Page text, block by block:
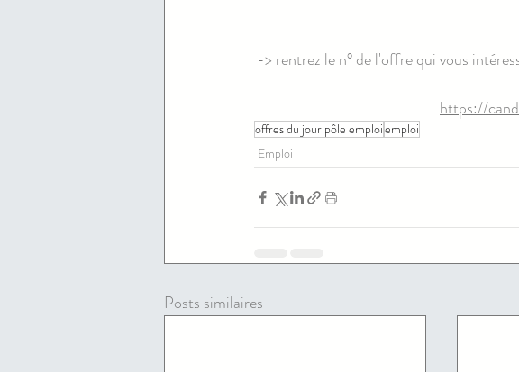
-> rentrez le n° de l'offre qui vous
https://
offres du jour pôle emploiemploi
Emploi
Posts similaires